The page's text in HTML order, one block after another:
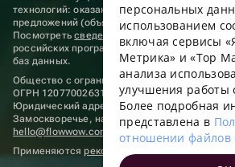
технологий: оказание услуг в сети
предложений (объявлений) продавцов о
Посмотретьсведения о программах
,
российских программ для электронных
баз данных.
Общество с ограниченной
ОГРН 1207700263198, ИНН 9702020445
Юридический адрес: г. Москва, вн.тер. г.
Замоскворечье, наб. Садовническая, д. 9,
hello@flowwow.com
8 800 555-16-15
Применяютсярекомендательные технологии
персональных
использованием
включая сервисы
Метрика» и «Top
анализа
улучшения работы
Более подробная
представлена в
отношении файлов